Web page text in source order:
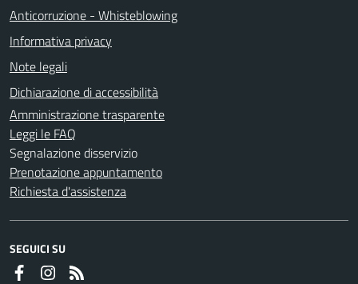
Anticorruzione - Whisteblowing
Informativa privacy
Note legali
Dichiarazione di accessibilità
Amministrazione trasparente
Leggi le FAQ
Segnalazione disservizio
Prenotazione appuntamento
Richiesta d'assistenza
SEGUICI SU